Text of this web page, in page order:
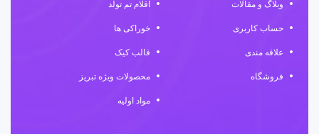
وبلاگ و مقالات
حساب کاربری
علاقه مندی
فروشگاه
اقلام تم تولد
خوراکی ها
قالب کیک
محصولات ویژه تبریز
مواد اولیه